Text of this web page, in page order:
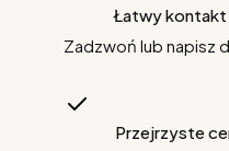
Łatwy kontakt
Zadzwoń lub napisz
Przejrzyste